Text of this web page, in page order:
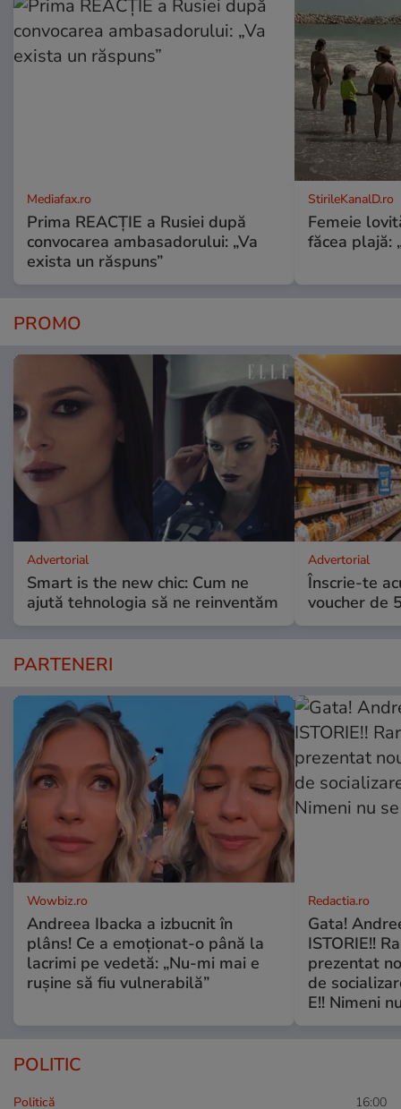
Mediafax.ro
Prima REACȚIE a Rusiei după
convocarea ambasadorului: „Va
exista un răspuns”
StirileKanalD.ro
Femeie
făcea plajă:
PROMO
Advertorial
Smart is the new chic: Cum ne
ajută tehnologia să ne reinventăm
Advertorial
Înscrie-te
voucher de
PARTENERI
Wowbiz.ro
Andreea Ibacka a izbucnit în
plâns! Ce a emoționat-o până la
lacrimi pe vedetă: „Nu-mi mai e
rușine să fiu vulnerabilă”
Redactia.ro
Gata!
ISTORIE!!
prezentat
de
E!! Nimeni
POLITIC
Politică 16:00